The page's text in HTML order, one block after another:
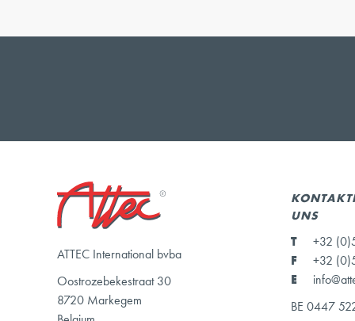
ATTEC International bvba
Oostrozebekestraat 30
8720 Markegem
UNS
T
+32
F
+32
E
BE 0447